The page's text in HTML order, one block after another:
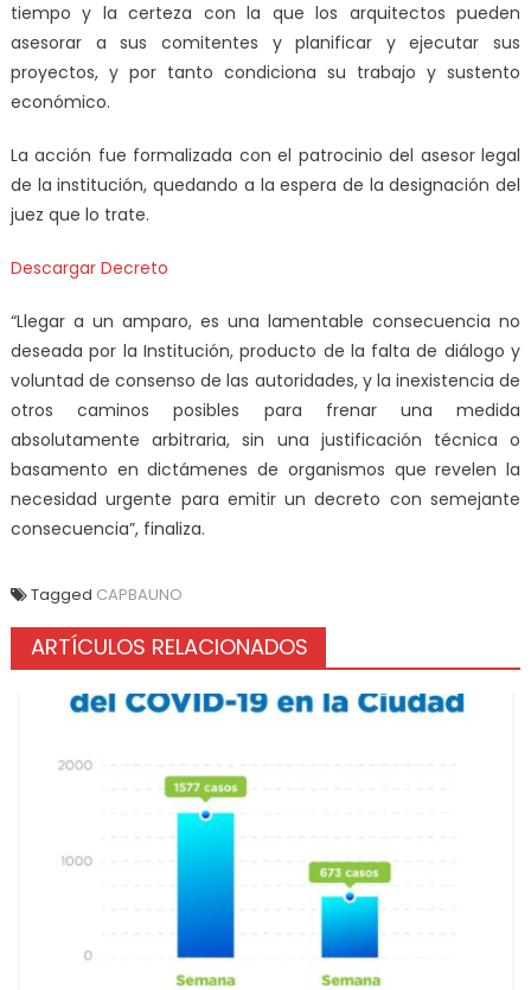
tiempo y la certeza con la que los arquitectos pueden
asesorar a sus comitentes y planificar y ejecutar sus
proyectos, y por tanto condiciona su trabajo y sustento
económico.
La acción fue formalizada con el patrocinio del asesor legal
de la institución, quedando a la espera de la designación del
juez que lo trate.
Descargar Decreto
“Llegar a un amparo, es una lamentable consecuencia no
deseada por la Institución, producto de la falta de diálogo y
voluntad de consenso de las autoridades, y la inexistencia de
otros caminos posibles para frenar una medida
absolutamente arbitraria, sin una justificación técnica o
basamento en dictámenes de organismos que revelen la
necesidad urgente para emitir un decreto con semejante
consecuencia”, finaliza.
Tagged CAPBAUNO
ARTÍCULOS RELACIONADOS